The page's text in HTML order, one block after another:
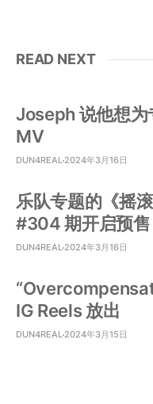
READ NEXT
Joseph 说他想为
MV
DUN4REAL 2024年3月16日
乐队专题的《摇
#304 期开启预售
DUN4REAL 2024年3月16日
IG Reels 放出
DUN4REAL 2024年3月15日